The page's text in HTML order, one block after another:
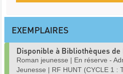
EXEMPLAIRES
Disponible à Bibliothèques
Roman jeunesse | En réserve -
Jeunesse | RF HUNT (CYCLE 1 :